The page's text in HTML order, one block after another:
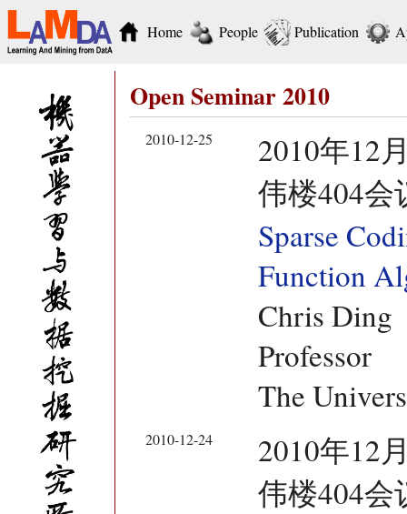
Home People Publication
Open Seminar 2010
2010-12-25
2010年12
伟楼404会
Sparse
Function
Chris Ding
Professor
The
2010-12-24
2010年12
伟楼404会